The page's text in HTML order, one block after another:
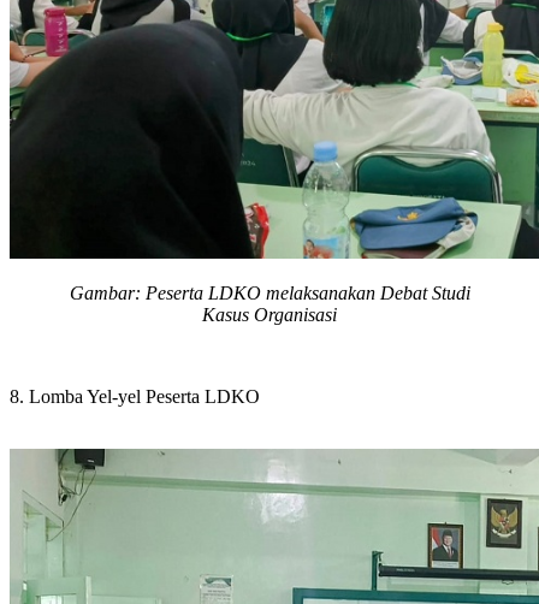
Gambar: Peserta LDKO melaksanakan Debat Studi
Kasus Organisasi
8. Lomba Yel-yel Peserta LDKO